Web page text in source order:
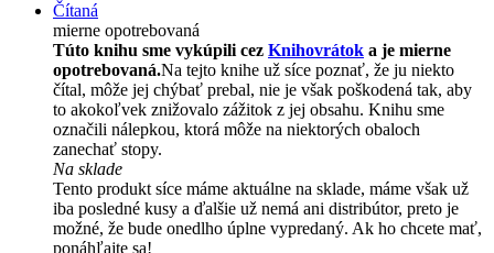
Čítaná
mierne opotrebovaná
Túto knihu sme vykúpili cez Knihovrátok a je mierne
opotrebovaná.Na tejto knihe už síce poznať, že ju niekto
čítal, môže jej chýbať prebal, nie je však poškodená tak, aby
to akokoľvek znižovalo zážitok z jej obsahu. Knihu sme
označili nálepkou, ktorá môže na niektorých obaloch
zanechať stopy.
Na sklade
Tento produkt síce máme aktuálne na sklade, máme však už
iba posledné kusy a ďalšie už nemá ani distribútor, preto je
možné, že bude onedlho úplne vypredaný. Ak ho chcete mať,
ponáhľajte sa!